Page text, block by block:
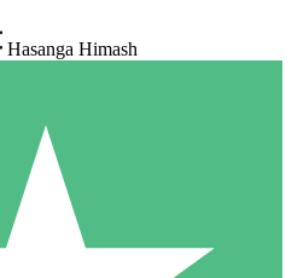
Hasanga Himash